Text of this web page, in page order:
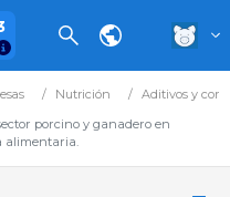
Nutrición
Aditivos y
porcino y ganadero en
alimentaria.